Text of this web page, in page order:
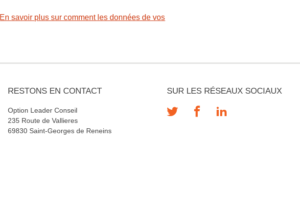
En savoir plus sur comment les données de vos
RESTONS EN CONTACT
Option Leader Conseil
235 Route de Vallieres
69830 Saint-Georges de Reneins
SUR LES RÉSEAUX SOCIAUX